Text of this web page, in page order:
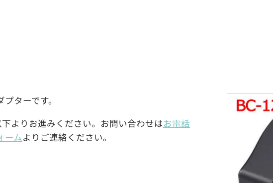
ターです。
よりお進みください。お問い合わせはお電話
ームよりご連絡ください。